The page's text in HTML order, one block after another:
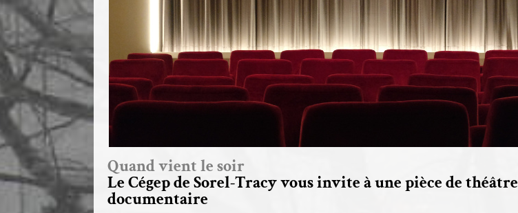
Quand vient le soir
Le Cégep de Sorel‐Tracy vous invite à une pièce de théâtre
documentaire